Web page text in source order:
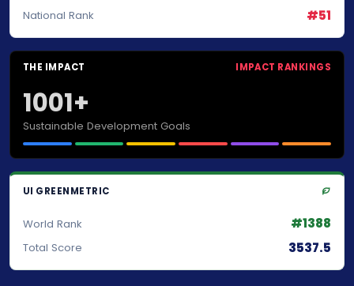
National Rank #51
THE IMPACT IMPACT RANKINGS
1001+
Sustainable Development Goals
UI GREENMETRIC
World Rank #1388
Total Score 3537.5